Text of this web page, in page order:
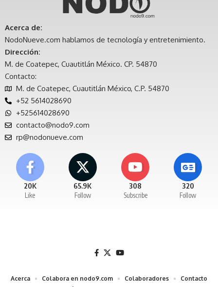
Acerca de:
NodoNueve.com hablamos de tecnología y entretenimiento.
Dirección:
M. de Coatepec, Cuautitlán México. CP. 54870
Contacto:
M. de Coatepec, Cuautitlán México, C.P. 54870
+52 5614028690
+525614028690
contacto@nodo9.com
rp@nodonueve.com
20K
Like
65.9K
Follow
308
Subscribe
320
Follow
Acerca Colabora en nodo9.com Colaboradores
Contacto